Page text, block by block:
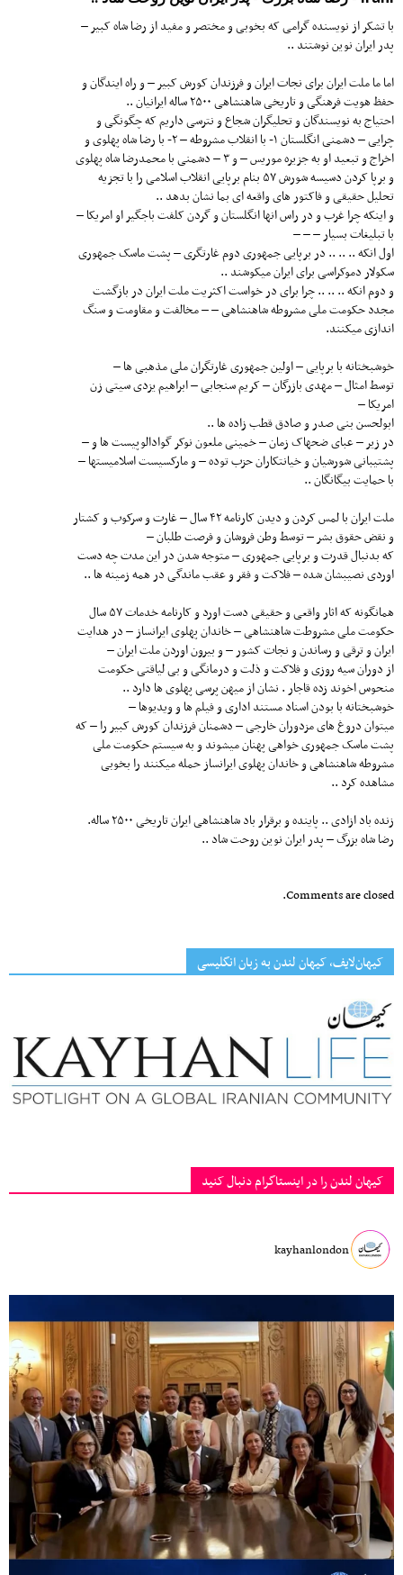
با تشکر از نویسنده گرامی که بخوبی و مختصر و مفید از رضا شاه کبیر –
پدر ایران نوین نوشتند ..
اما ما ملت ایران برای نجات ایران و فرزندان کورش کبیر – و راه ایندگان و
حفظ هویت فرهنگی و تاریخی شاهنشاهی ۲۵۰۰ ساله ایرانیان ..
احتیاج به نویسندگان و تحلیگران شجاع و نترسی داریم که چگونگی و
چرایی – دشمنی انگلستان ۱- با انقلاب مشروطه – ۲- با رضا شاه پهلوی و
اخراج و تبعید او به جزیره موریس – و ۳ – دشمنی با محمدرضا شاه پهلوی
و برپا کردن دسیسه شورش ۵۷ بنام برپایی انقلاب اسلامی را با تجزیه
تحلیل حقیقی و فاکتور های واقعه ای بما نشان بدهد ..
و اینکه چرا غرب و در راس انها انگلستان و گردن کلفت باجگیر او امریکا –
با تبلیغات بسیار – – –
اول انکه .. .. .. در برپایی جمهوری دوم غارتگری – پشت ماسک جمهوری
سکولار دموکراسی برای ایران میکوشند ..
و دوم انکه .. .. .. چرا برای در خواست اکثریت ملت ایران در بازگشت
مجدد حکومت ملی مشروطه شاهنشاهی – – مخالفت و مقاومت و سنگ
اندازی میکنند.
خوشبختانه با برپایی – اولین جمهوری غارتگران ملی مذهبی ها –
توسط امثال – مهدی بازرگان – کریم سنجابی – ابراهیم یزدی سیتی زن
امریکا –
ابولحسن بنی صدر و صادق قطب زاده ها ..
در زیر – عبای ضحهاک زمان – خمینی ملعون نوکر گوادالوپیست ها و –
پشتیبانی شورشیان و خیانتکاران حزب توده – و مارکسیست اسلامیستها –
با حمایت بیگانگان ..
ملت ایران با لمس کردن و دیدن کارنامه ۴۲ سال – غارت و سرکوب و کشتار
و نقض حقوق بشر – توسط وطن فروشان و فرصت طلبان –
که بدنبال قدرت و برپایی جمهوری – متوجه شدن در این مدت چه دست
اوردی نصیبشان شده – فلاکت و فقر و عقب ماندگی در همه زمینه ها ..
همانگونه که اثار واقعی و حقیقی دست اورد و کارنامه خدمات ۵۷ سال
حکومت ملی مشروطت شاهنشاهی – خاندان پهلوی ایرانساز – در هدایت
ایران و ترقی و رساندن و نجات کشور – و بیرون اوردن ملت ایران –
از دوران سیه روزی و فلاکت و ذلت و درمانگی و بی لیاقتی حکومت
منحوس اخوند زده قاجار . نشان از میهن پرسی پهلوی ها دارد ..
خوشبختانه با بودن اسناد مستند اداری و فیلم ها و ویدیوها –
میتوان دروغ های مزدوران خارجی – دشمنان فرزندان کورش کبیر را – که
پشت ماسک جمهوری خواهی پهنان میشوند و به سیستم حکومت ملی
مشروطه شاهنشاهی و خاندان پهلوی ایرانساز حمله میکنند را بخوبی
مشاهده کرد ..
زنده باد ازادی .. پاینده و برقرار باد شاهنشاهی ایران تاریخی ۲۵۰۰ ساله.
رضا شاه بزرگ – پدر ایران نوین روحت شاد ..
Comments are closed.
کیهان‌لایف، کیهان لندن به زبان انگلیسی
کیهان لندن را در اینستاگرام دنبال کنید
kayhanlondon